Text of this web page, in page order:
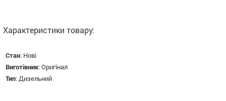
Характеристики товару:
Стан: Нові
Виготівник:Оригінал
Тип: Дизельний